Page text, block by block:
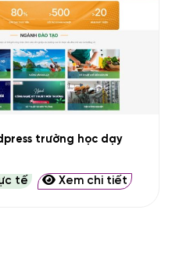
trường học dạy
tế Xem chi tiết